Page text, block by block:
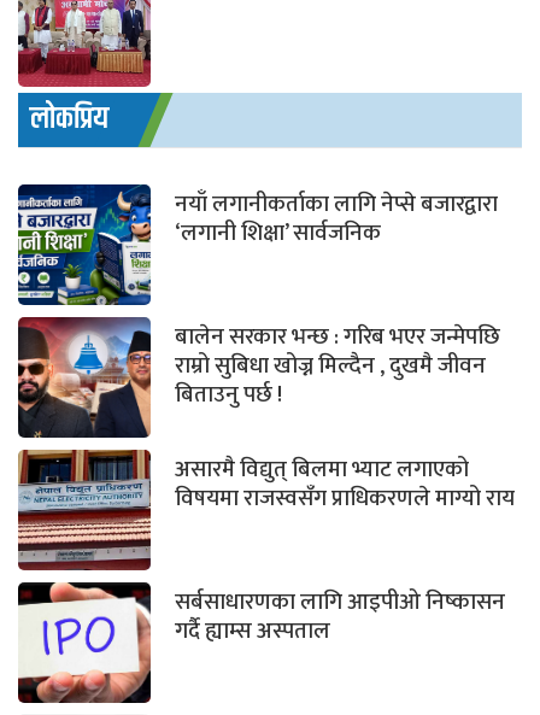
लोकप्रिय
नयाँ लगानीकर्ताका लागि नेप्से बजारद्वारा
‘लगानी शिक्षा’ सार्वजनिक
बालेन सरकार भन्छ : गरिब भएर जन्मेपछि
राम्रो सुबिधा खोज्न मिल्दैन , दुखमै जीवन
बिताउनु पर्छ !
असारमै विद्युत् बिलमा भ्याट लगाएको
विषयमा राजस्वसँग प्राधिकरणले माग्यो राय
सर्बसाधारणका लागि आइपीओ निष्कासन
गर्दै ह्याम्स अस्पताल